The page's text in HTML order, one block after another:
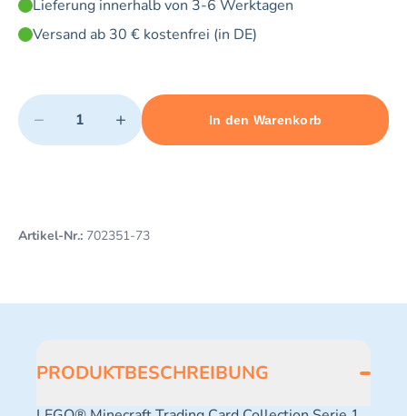
Lieferung innerhalb von 3-6 Werktagen
Versand ab 30 € kostenfrei (in DE)
Quantity
− +
Minimum quantity: 1 Maximum quantity: 3
In den Warenkorb
Add 1 item to cart
Artikel-Nr.: 702351-73
PRODUKTBESCHREIBUNG